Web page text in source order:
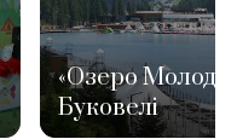
«Озеро
Буковелі